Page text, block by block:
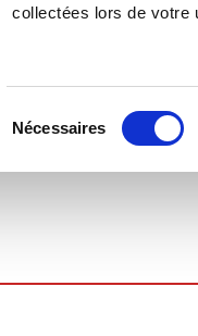
collectées lors de votre
Nécessaires